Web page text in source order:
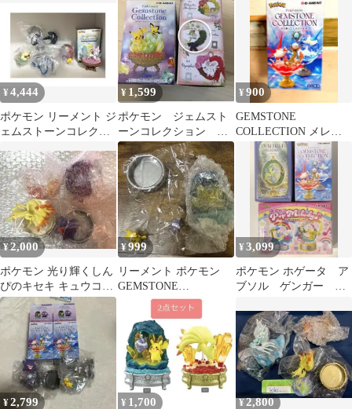
キ 2個
¥4,444
ポケモン リーメント ジ
ェムストーンコレクシ
¥ 1,599
ポケモン ジェムスト
ーンコレクション ピ
カチュウ＆ピチュー
ハピネスリーフ
¥900
GEMSTONE
COLLECTION メレシ
ー＆ピカチュウ
¥2,000
ポケモン 光り輝くしん
ぴのキセキ キュウコン
ゲンガー
¥ 999
リーメント ポケモン
GEMSTONE
COLLECTION
¥3,099
ポケモン ホゲータ ア
ブソル ゲンガー リ
¥2,799 ¥ 1,700 ¥2,800